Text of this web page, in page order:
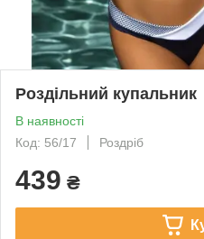
Роздільний купальник
В наявності
Код: 56/17
Роздріб
439 ₴